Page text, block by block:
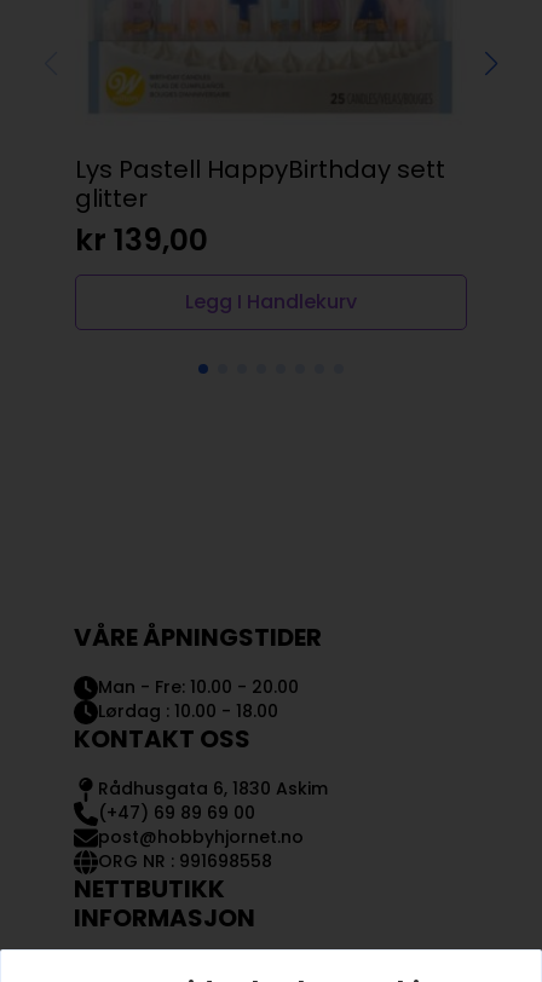
Lys Pastell HappyBirthday sett
glitter
kr 139,00
Legg I Handlekurv
VÅRE ÅPNINGSTIDER
Man - Fre: 10.00 - 20.00
Lørdag : 10.00 - 18.00
KONTAKT OSS
Rådhusgata 6, 1830 Askim
(+47) 69 89 69 00
post@hobbyhjornet.no
ORG NR : 991698558
NETTBUTIKK
INFORMASJON